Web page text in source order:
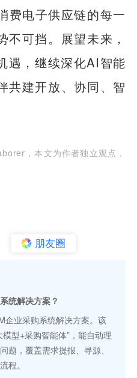
费电子供应链的每一
不可挡。展望未来，
遇，继续深化AI智能
共建开放、协同、智
，本文为作者独立观点，
朋友圈
统解决方案？
企业采购系统解决方案。该
型+采购智能体”，能自动理
题，覆盖需求提报、寻源、
程。